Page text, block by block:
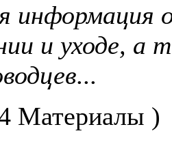
и уходе, а
Материалы )